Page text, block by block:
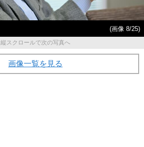
(画像 8/25)
縦スクロールで次の写真へ
画像一覧を見る